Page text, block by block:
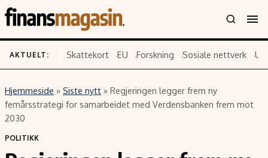
Innhold
Siste nytt
Eiendom
Emner
AKTUELT: Skattekort EU Forskning Sosiale nettverk
Hjemmeside » Siste nytt » Regjeringen legger frem ny
femårsstrategi for samarbeidet med Verdensbanken frem mot
2030
POLITIKK